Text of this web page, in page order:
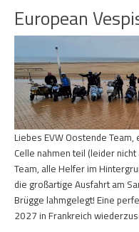
European
Liebes EVW Oostende
Celle nahmen teil (leider
Team, alle Helfer im
die großartige Ausfahrt am
Brügge lahmgelegt! Eine
2027 in Frankreich